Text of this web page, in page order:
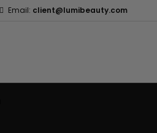
Email: client@lumibeauty.com